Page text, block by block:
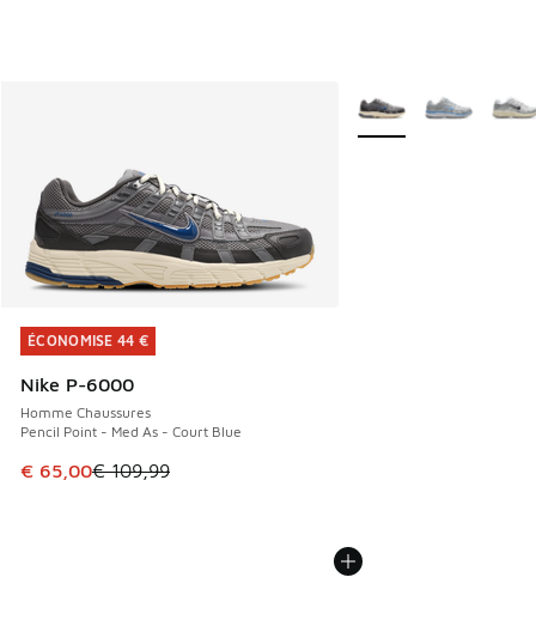
ÉCONOMISE 44 €
Nike P-6000
Homme Chaussures
Pencil Point - Med As - Court Blue
Cet article est en promotion. Prix en baisse de € 109,99 à
€ 65,00€ 109,99
ÉCONOMISE 44 €
Plus de couleurs